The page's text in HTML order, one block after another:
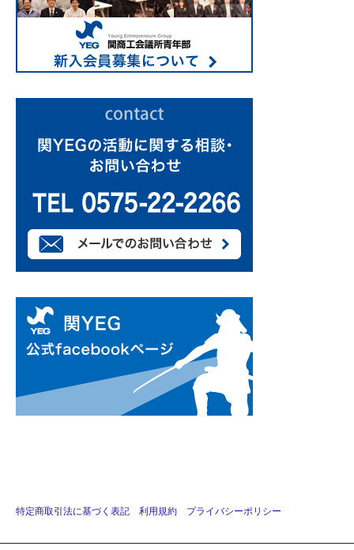
特定商取引法に基づく表記 利用規約 プライバシーポリシー